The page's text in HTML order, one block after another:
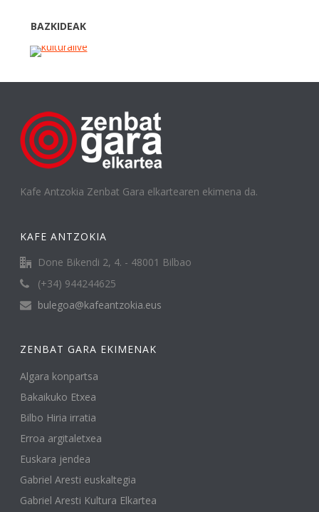
BAZKIDEAK
Kafe Antzokia Zenbat Gara elkartearen ekimena da.
KAFE ANTZOKIA
Done Bikendi 2, 4. - 48001 Bilbao
(+34) 944244625
bulegoa@kafeantzokia.eus
ZENBAT GARA EKIMENAK
Algara konpartsa
Bakaikuko Etxea
Bilbo Hiria irratia
Erroa argitaletxea
Euskara jendea
Gabriel Aresti euskaltegia
Gabriel Aresti Kultura Elkartea